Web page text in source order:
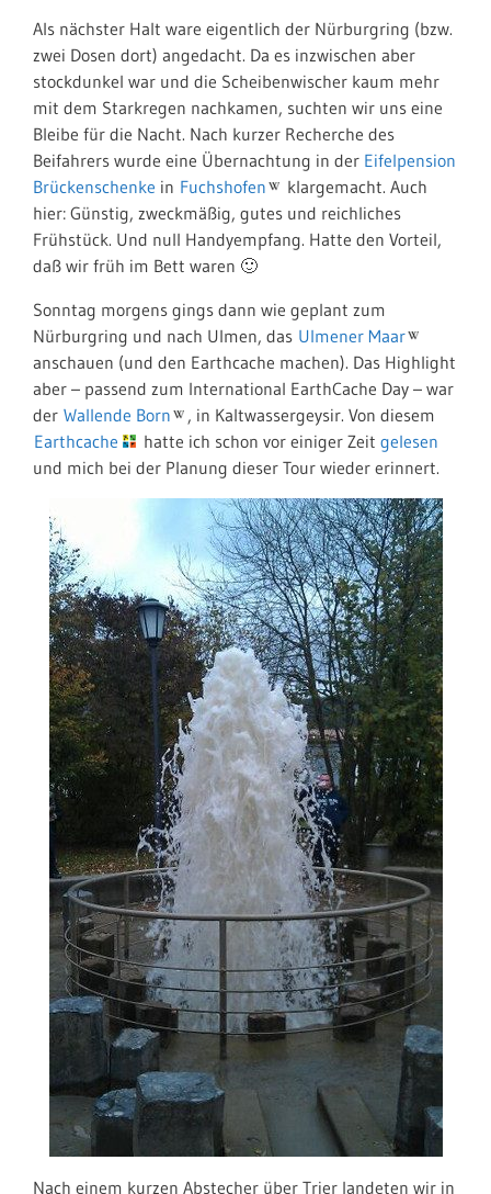
Als nächster Halt ware eigentlich der Nürburgring (bzw.
zwei Dosen dort) angedacht. Da es inzwischen aber
stockdunkel war und die Scheibenwischer kaum mehr
mit dem Starkregen nachkamen, suchten wir uns eine
Bleibe für die Nacht. Nach kurzer Recherche des
Beifahrers wurde eine Übernachtung in der Eifelpension
Brückenschenke in Fuchshofen
klargemacht. Auch
hier: Günstig, zweckmäßig, gutes und reichliches
Frühstück. Und null Handyempfang. Hatte den Vorteil,
daß wir früh im Bett waren 🙂
Sonntag morgens gings dann wie geplant zum
Nürburgring und nach Ulmen, das Ulmener Maar
anschauen (und den Earthcache machen). Das Highlight
aber – passend zum International EarthCache Day – war
der Wallende Born
, in Kaltwassergeysir. Von diesem
Earthcache
hatte ich schon vor einiger Zeit gelesen
und mich bei der Planung dieser Tour wieder erinnert.
Nach einem kurzen Abstecher über Trier landeten wir in